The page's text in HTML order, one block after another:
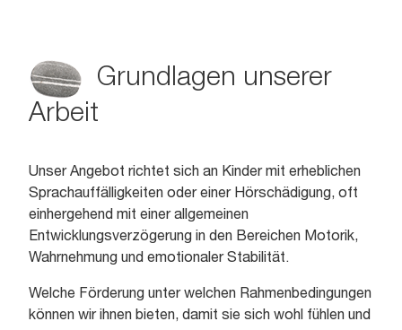
Grundlagen unserer
Arbeit
Unser Angebot richtet sich an Kinder mit erheblichen
Sprachauffälligkeiten oder einer Hörschädigung, oft
einhergehend mit einer allgemeinen
Entwicklungsverzögerung in den Bereichen Motorik,
Wahrnehmung und emotionaler Stabilität.
Welche Förderung unter welchen Rahmenbedingungen
können wir ihnen bieten, damit sie sich wohl fühlen und